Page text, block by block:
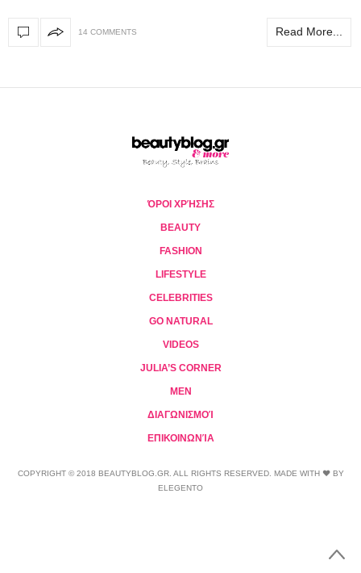
14 COMMENTS Read More...
ΌΡΟΙ ΧΡΉΣΗΣ
BEAUTY
FASHION
LIFESTYLE
CELEBRITIES
GO NATURAL
VIDEOS
JULIA’S CORNER
MEN
ΔΙΑΓΩΝΙΣΜΟΊ
ΕΠΙΚΟΙΝΩΝΊΑ
COPYRIGHT © 2018 BEAUTYBLOG.GR. ALL RIGHTS RESERVED. MADE WITH ❤ BY
ELEGENTO